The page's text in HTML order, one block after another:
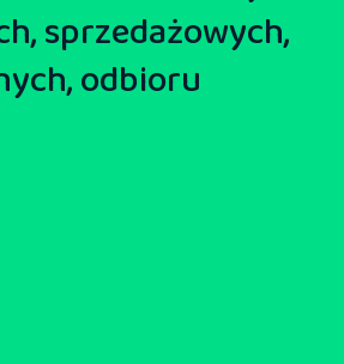
sprzedażowych,
odbioru